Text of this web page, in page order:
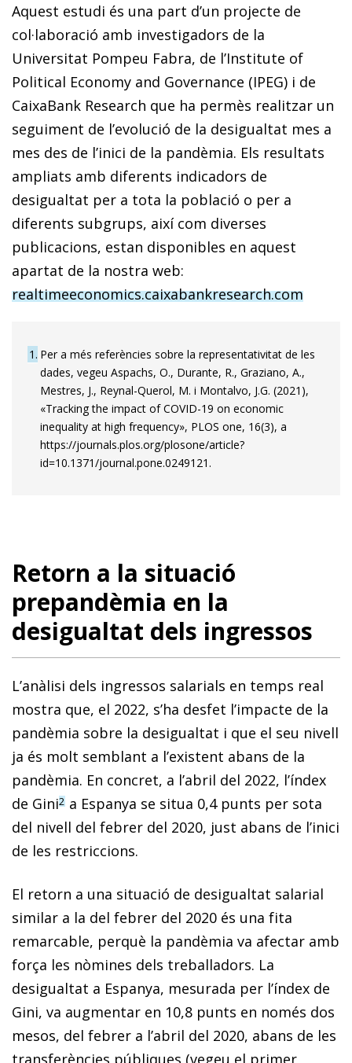
Aquest estudi és una part d’un projecte de
col·laboració amb investigadors de la
Universitat Pompeu Fabra, de l’Institute of
Political Economy and Governance (IPEG) i de
CaixaBank Research que ha permès realitzar un
seguiment de l’evolució de la desigualtat mes a
mes des de l’inici de la pandèmia. Els resultats
ampliats amb diferents indicadors de
desigualtat per a tota la població o per a
diferents subgrups, així com diverses
publicacions, estan disponibles en aquest
apartat de la nostra web:
realtimeeconomics.caixabankresearch.com
1 Per a més referències sobre la representativitat de les
dades, vegeu Aspachs, O., Durante, R., Graziano, A.,
Mestres, J., Reynal-Querol, M. i Montalvo, J.G. (2021),
«Tracking the impact of COVID-19 on economic
inequality at high frequency», PLOS one, 16(3), a
https://journals.plos.org/plosone/article?
id=10.1371/journal.pone.0249121.
Retorn a la situació
prepandèmia en la
desigualtat dels ingressos
L’anàlisi dels ingressos salarials en temps real
mostra que, el 2022, s’ha desfet l’impacte de la
pandèmia sobre la desigualtat i que el seu nivell
ja és molt semblant a l’existent abans de la
pandèmia. En concret, a l’abril del 2022, l’índex
de Gini2 a Espanya se situa 0,4 punts per sota
del nivell del febrer del 2020, just abans de l’inici
de les restriccions.
El retorn a una situació de desigualtat salarial
similar a la del febrer del 2020 és una fita
remarcable, perquè la pandèmia va afectar amb
força les nòmines dels treballadors. La
desigualtat a Espanya, mesurada per l’índex de
Gini, va augmentar en 10,8 punts en només dos
mesos, del febrer a l’abril del 2020, abans de les
transferències públiques (vegeu el primer